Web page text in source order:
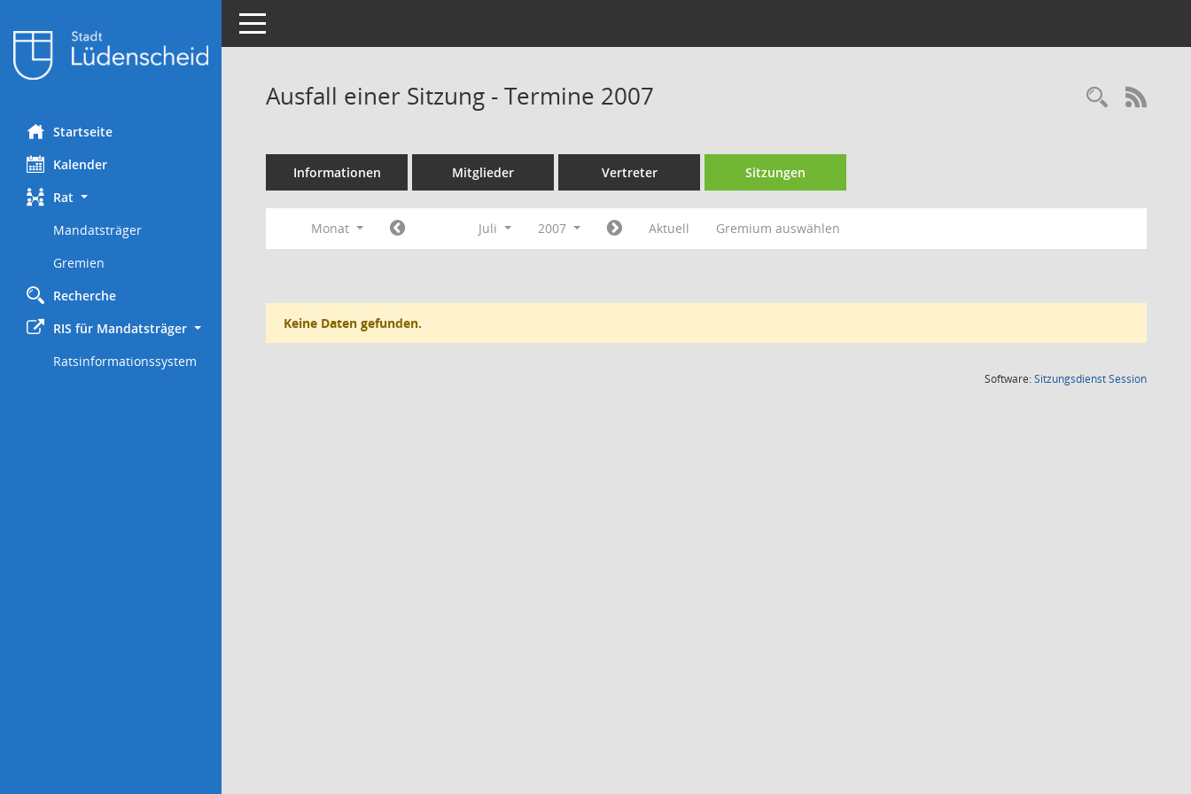
Startseite
Kalender
Rat
Mandatsträger
Gremien
Recherche
RIS für Mandatsträger
Ratsinformationssystem
Toggle navigation
Ausfall einer Sitzung - Termine 2007
Informationen Mitglieder Vertreter Sitzungen
Monat Juli 2007 Aktuell Gremium auswählen
Keine Daten gefunden.
Software:SitzungsdienstSession(Wird in